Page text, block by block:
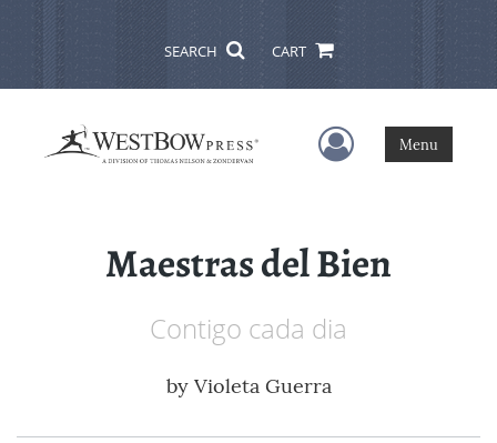
SEARCH CART
User Menu
Menu
Maestras del Bien
Contigo cada dia
by Violeta Guerra